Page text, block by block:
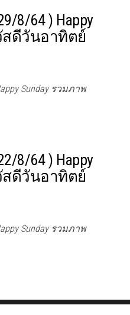
8/64 ) Happy
สดีวันอาทิตย์
Sunday รวมภาพ
8/64 ) Happy
สดีวันอาทิตย์
Sunday รวมภาพ